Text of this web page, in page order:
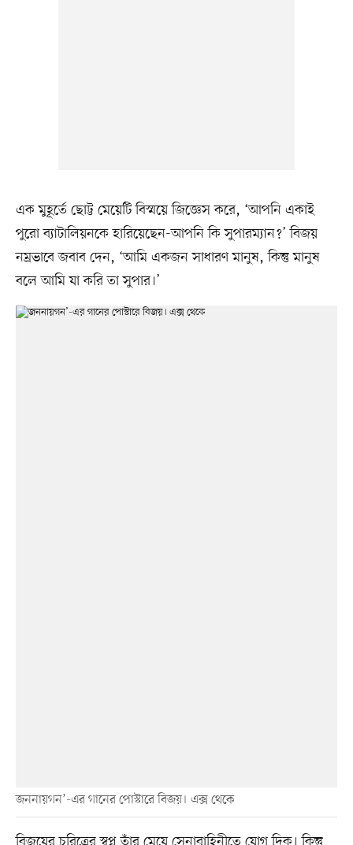
এক মুহূর্তে ছোট্ট মেয়েটি বিস্ময়ে জিজ্ঞেস করে, ‘আপনি একাই
পুরো ব্যাটালিয়নকে হারিয়েছেন-আপনি কি সুপারম্যান?’ বিজয়
নম্রভাবে জবাব দেন, ‘আমি একজন সাধারণ মানুষ, কিন্তু মানুষ
বলে আমি যা করি তা সুপার।’
জননায়গন’-এর গানের পোস্টারে বিজয়। এক্স থেকে